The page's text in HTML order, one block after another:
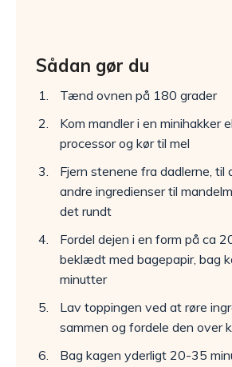
Sådan gør du
Tænd ovnen på 180 grader
Kom mandler i en minihakker
processor og kør til mel
Fjern stenene fra dadlerne, til
andre ingredienser til
det rundt
Fordel dejen i en form på ca
beklædt med bagepapir, bag
minutter
Lav toppingen ved at røre
sammen og fordele den over
Bag kagen yderligt 20-35